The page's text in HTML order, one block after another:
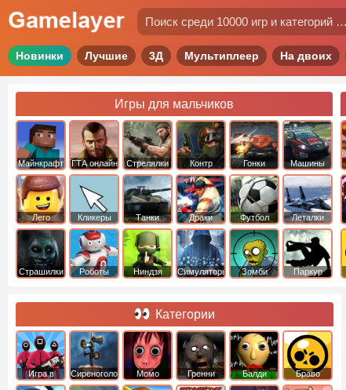
Новинки Лучшие 3Д Мультиплеер На двоих
Игры для мальчиков
Майнкрафт ГТА онлайн Стрелялки
Контр
Страйк
Гонки Машины
Лего Кликеры Танки Драки Футбол Леталки
Страшилки Роботы Ниндзя Симуляторы Зомби Паркур
Категории
Игра в
Кальмара
Сиреноголовый Момо Гренни Балди
Браво
Старс